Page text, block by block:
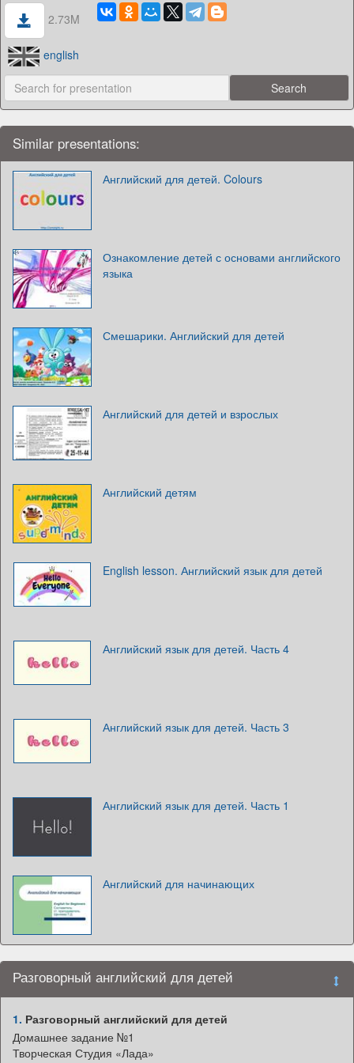
2.73M
english
Similar presentations:
Английский для детей. Colours
Ознакомление детей с основами английского
языка
Смешарики. Английский для детей
Английский для детей и взрослых
Английский детям
English lesson. Английский язык для детей
Английский язык для детей. Часть 4
Английский язык для детей. Часть 3
Английский язык для детей. Часть 1
Английский для начинающих
Разговорный английский для детей
1. Разговорный английский для детей
Домашнее задание №1
Творческая Студия «Лада»